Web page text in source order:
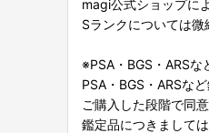
magi公式ショップに
Sランクについては微
※PSA・BGS・ARSな
PSA・BGS・ARSな
ご購入した段階で同
鑑定品につきまして